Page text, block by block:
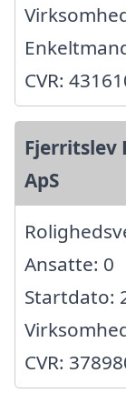
CVR:
Fjerritslev
ApS
Ansatte: 0
Startdato:
CVR: